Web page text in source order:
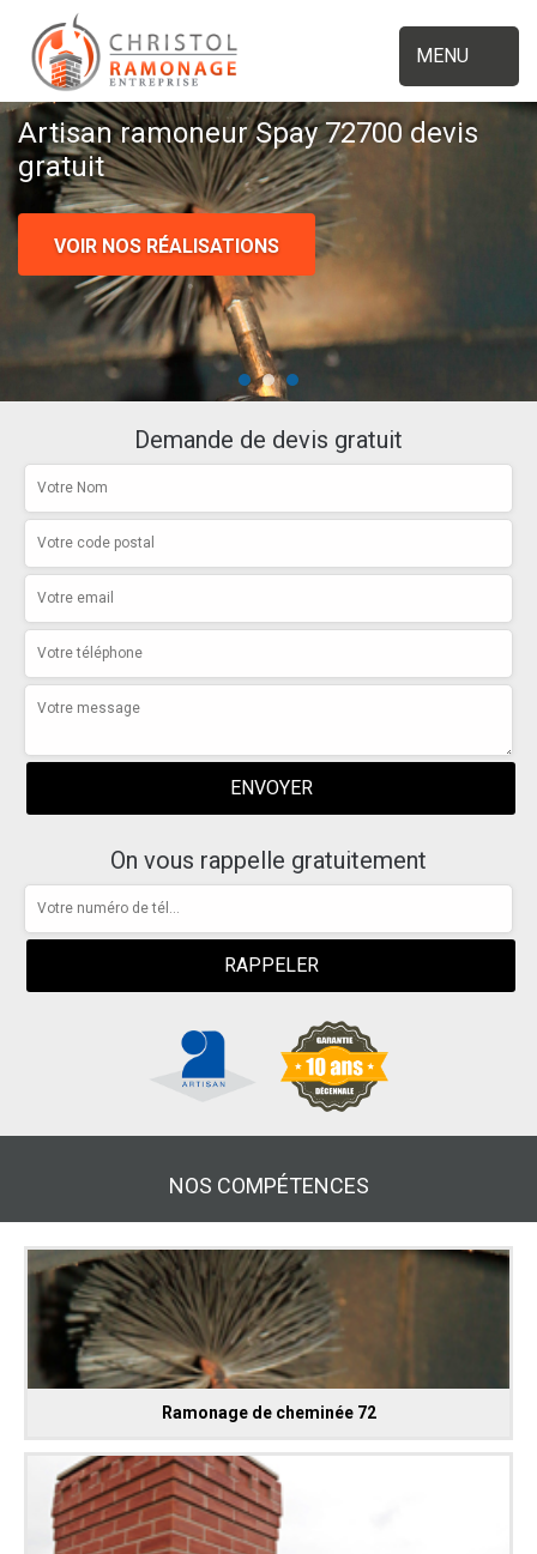
MENU
Artisan ramoneur Spay 72700 devis
gratuit
VOIR NOS RÉALISATIONS
Demande de devis gratuit
On vous rappelle gratuitement
NOS COMPÉTENCES
Ramonage de cheminée 72